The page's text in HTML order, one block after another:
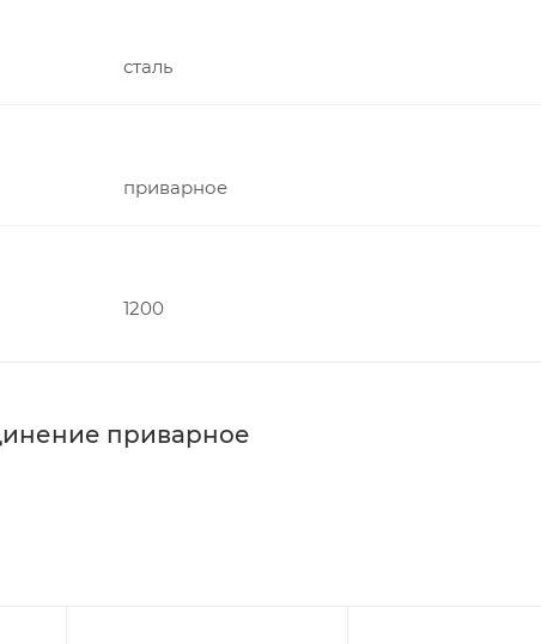
сталь
приварное
1200
приварное